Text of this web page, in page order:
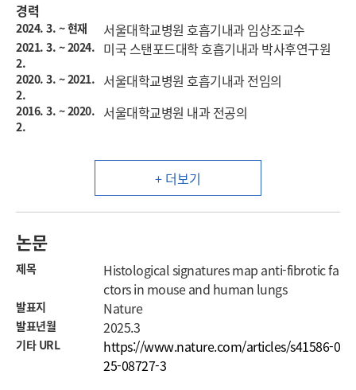
경력
2024. 3. ~ 현재 서울대학교병원 호흡기내과 임상조교수
2021. 3. ~ 2024.
2.
미국 스탠포드대학 호흡기내과 박사후연구원
2020. 3. ~ 2021.
2.
서울대학교병원 호흡기내과 전임의
2016. 3. ~ 2020.
2.
서울대학교병원 내과 전공의
+ 더보기
논문
제목
Histological signatures map anti-fibrotic fa
ctors in mouse and human lungs
발표지 Nature
발표년월 2025.3
기타 URL
https://www.nature.com/articles/s41586-0
25-08727-3